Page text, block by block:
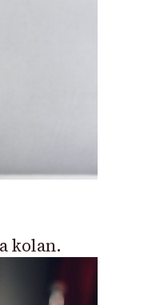
kolan.